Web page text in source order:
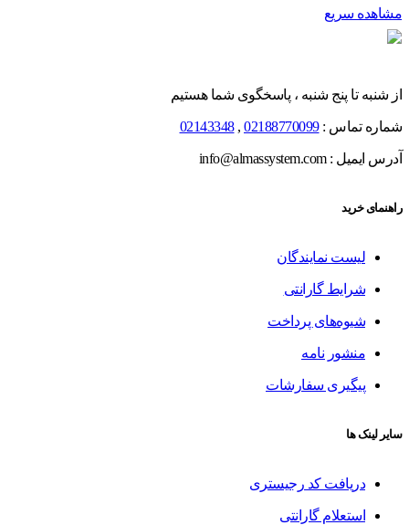
مشاهده سریع
از شنبه تا پنج شنبه ، پاسخگوی شما هستیم
شماره تماس :02188770099
,
02143348
آدرس ایمیل : info@almassystem.com
راهنمای خرید
لیست نمایندگان
شرایط گارانتی
شیوه‌های پرداخت
منشور نامه
پیگیری سفارشات
سایر لینک ها
دریافت کد رجیستری
استعلام گارانتی